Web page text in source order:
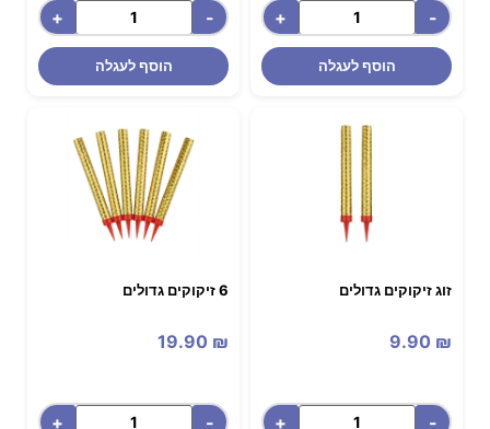
-
+
הוסף לעגלה
-
+
הוסף לעגלה
זוג זיקוקים גדולים
9.90 ₪
-
+
6 זיקוקים גדולים
19.90 ₪
-
+